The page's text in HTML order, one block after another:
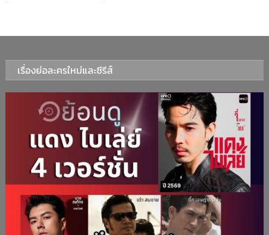
เรื่องย่อละครใหม่และซีรีส์